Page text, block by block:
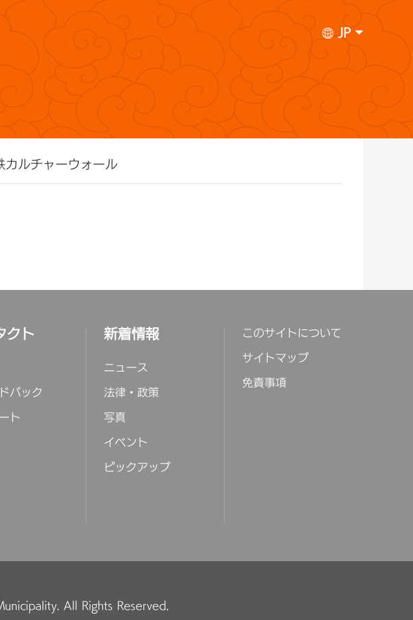
JP
カルチャーウォール
クト
バック
ト
新着情報
ニュース
法律・政策
写真
イベント
ピックアップ
このサイトについて
サイトマップ
免責事項
All Rights Reserved.